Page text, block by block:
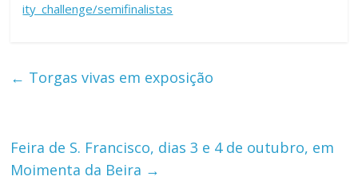
ity_challenge/semifinalistas
← Torgas vivas em exposição
Feira de S. Francisco, dias 3 e 4 de outubro, em
Moimenta da Beira →